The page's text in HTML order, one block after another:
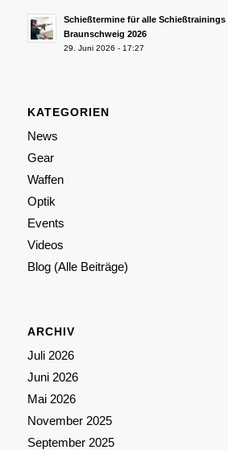
Schießtermine für alle Schießtrainings
Braunschweig 2026
29. Juni 2026 - 17:27
KATEGORIEN
News
Gear
Waffen
Optik
Events
Videos
Blog (Alle Beiträge)
ARCHIV
Juli 2026
Juni 2026
Mai 2026
November 2025
September 2025